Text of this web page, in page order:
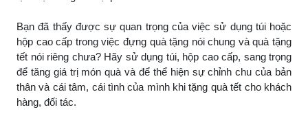
Bạn đã thấy được sự quan trọng của việc sử dụng túi hoặc
hộp cao cấp trong việc đựng quà tặng nói chung và quà tặng
tết nói riêng chưa? Hãy sử dụng túi, hộp cao cấp, sang trọng
để tăng giá trị món quà và để thể hiện sự chỉnh chu của bản
thân và cái tâm, cái tình của mình khi tặng quà tết cho khách
hàng, đối tác.